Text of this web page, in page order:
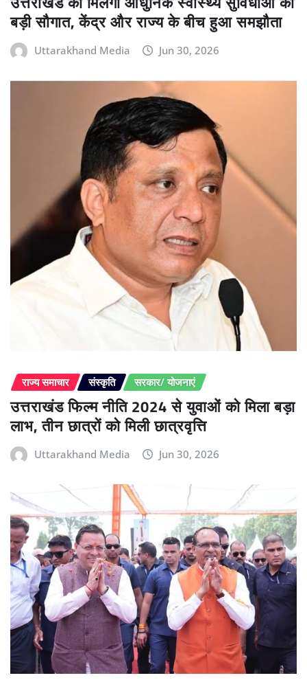
बड़ी सौगात, केंद्र और राज्य के बीच हुआ समझौता
Uttarakhand Media Jun 30, 2026
राज्य समाचार संस्कृति सरकार/ योजनाएं
उत्तराखंड फिल्म नीति 2024 से युवाओं को मिला बड़ा
लाभ, तीन छात्रों को मिली छात्रवृत्ति
Uttarakhand Media Jun 30, 2026